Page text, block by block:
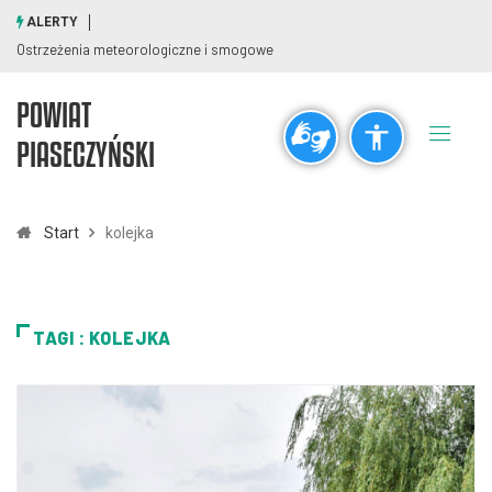
visibility_off title
Pomniejsz
add_circle_outline
ALERTY
Ostrzeżenia meteorologiczne i smogowe
POWIAT
PIASECZYŃSKI
Start kolejka
TAGI : KOLEJKA